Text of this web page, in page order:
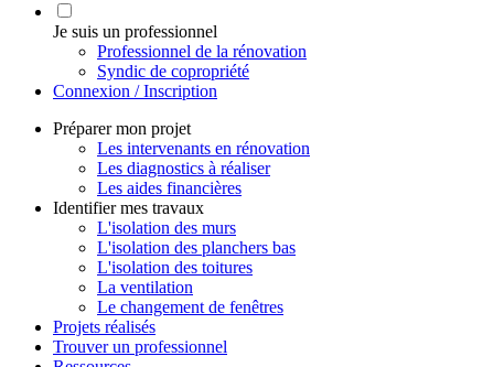
Je suis un professionnel
Professionnel de la rénovation
Syndic de copropriété
Connexion / Inscription
Préparer mon projet
Les intervenants en rénovation
Les diagnostics à réaliser
Les aides financières
Identifier mes travaux
L'isolation des murs
L'isolation des planchers bas
L'isolation des toitures
La ventilation
Le changement de fenêtres
Projets réalisés
Trouver un professionnel